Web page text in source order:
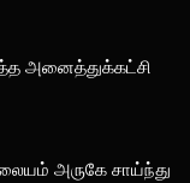
அனைத்துக்கட்சி
அருகே சாய்ந்து